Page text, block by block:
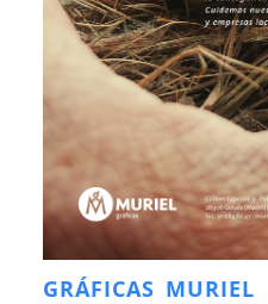
GRÁFICAS MURIEL